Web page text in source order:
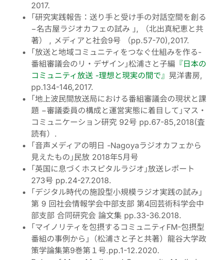
2017.
｢研究実践報告：送り手と受け手の対話空間を創る
−名古屋ラジオカフェの試み ｣, （北出真紀恵と共
著） , メディアと社会9号 （pp.57-70),2017.
｢放送と地域コミュニティをつなぐ仕組みを作る-
番組審議会のリ・デザイン｣松浦さと子編 『日本の
コミュニティ放送 -理想と現実の間で』 晃洋書房,
pp.134-146,2017.
｢地上波民間放送局における番組審議会の現状と課
題 −審議委員の構成と運営実態に着目して｣マス・
コミュニケーション研究 92号 pp.67-85,2018(査
読有）.
｢音声メディアの明日 -Nagoyaラジオカフェから
見えたもの｣民放 2018年5月号
｢英国に息づくホスピタルラジオ｣放送レポート
273号 pp.24-27.2018.
｢デジタル時代の施設型小規模ラジオ実践の試み｣
第 9 回社会情報学会中部支部 第4回芸術科学会中
部支部 合同研究会 論文集 pp.33-36.2018.
｢マイノリティを包摂するコミュニティFM-包摂型
番組の事例から｣（松浦さと子と共著）龍谷大学政
策学論集第9巻第１号.pp.1-12.2020.